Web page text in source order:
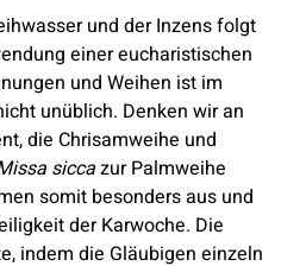
und der Inzens folgt
einer eucharistischen
und Weihen ist im
unüblich. Denken wir an
die Chrisamweihe und
siccazur Palmweihe
somit besonders aus und
der Karwoche. Die
indem die Gläubigen einzeln